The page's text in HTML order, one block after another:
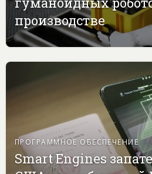
производстве
ПРОГРАММНОЕ ОБЕСПЕЧЕНИЕ
Smart Engines